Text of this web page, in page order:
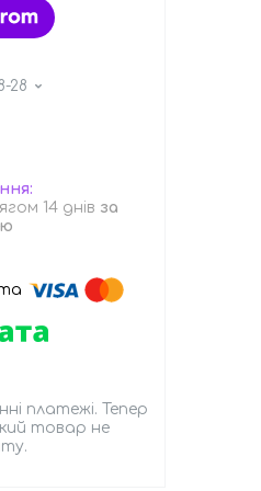
28
14 днів за
платежі. Тепер
товар не